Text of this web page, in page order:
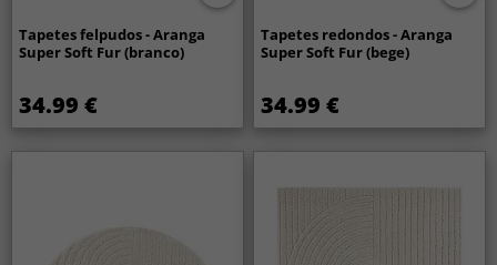
Tapetes felpudos - Aranga
Super Soft Fur (branco)
34.99 €
Tapetes redondos - Aranga
Super Soft Fur (bege)
34.99 €